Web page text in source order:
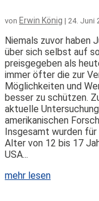
von Erwin König | 24. Juni
Niemals zuvor haben
über sich selbst auf
preisgegeben als
immer öfter die zur
Möglichkeiten und
besser zu schützen.
aktuelle
amerikanischen
Insgesamt wurden
Alter von 12 bis 17
USA...
mehr lesen